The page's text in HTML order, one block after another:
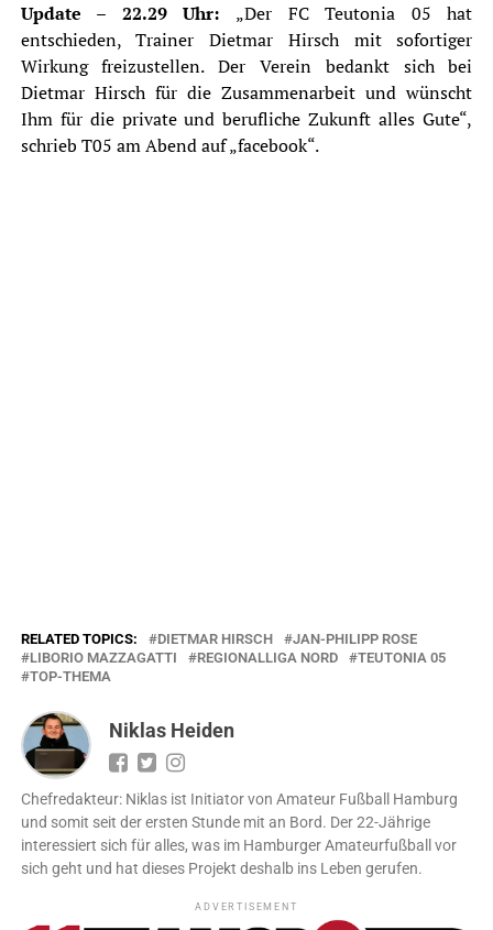
Update – 22.29 Uhr: „Der FC Teutonia 05 hat
entschieden, Trainer Dietmar Hirsch mit sofortiger
Wirkung freizustellen. Der Verein bedankt sich bei
Dietmar Hirsch für die Zusammenarbeit und wünscht
Ihm für die private und berufliche Zukunft alles Gute“,
schrieb T05 am Abend auf „facebook“.
RELATED TOPICS: DIETMAR HIRSCH
JAN-PHILIPP ROSE
LIBORIO MAZZAGATTI
REGIONALLIGA NORD
TEUTONIA 05
TOP-THEMA
Niklas Heiden
Chefredakteur: Niklas ist Initiator von Amateur Fußball Hamburg
und somit seit der ersten Stunde mit an Bord. Der 22-Jährige
interessiert sich für alles, was im Hamburger Amateurfußball vor
sich geht und hat dieses Projekt deshalb ins Leben gerufen.
ADVERTISEMENT